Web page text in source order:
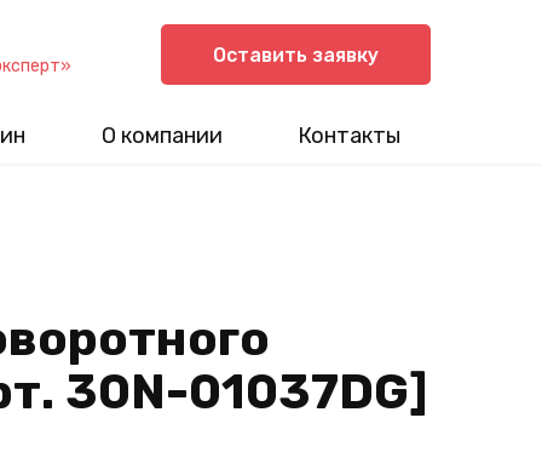
О компании Контакты
Оставить заявку
30N-01037DG]